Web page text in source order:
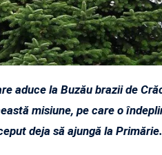
aduce la Buzău brazii de
misiune, pe care o
deja să ajungă la Primărie.